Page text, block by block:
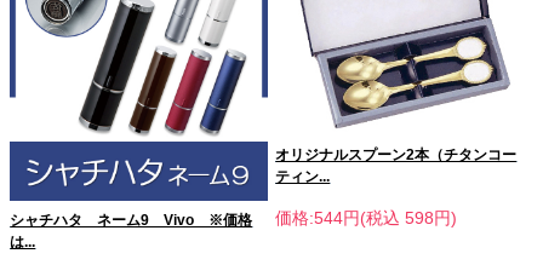
シャチハタ ネーム9 Vivo ※価格
は...
オリジナルスプーン2本（チタンコー
ティン...
価格:544円(税込 598円)